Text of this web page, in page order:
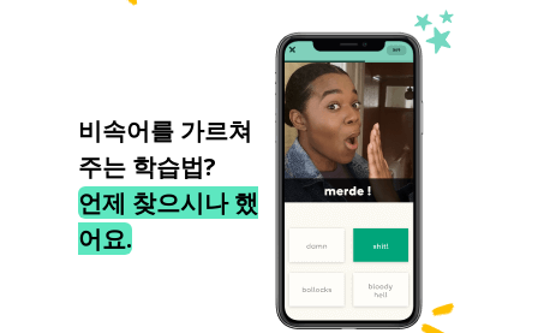
비속어를 가르쳐
주는 학습법?
언제 찾으시나 했
어요.